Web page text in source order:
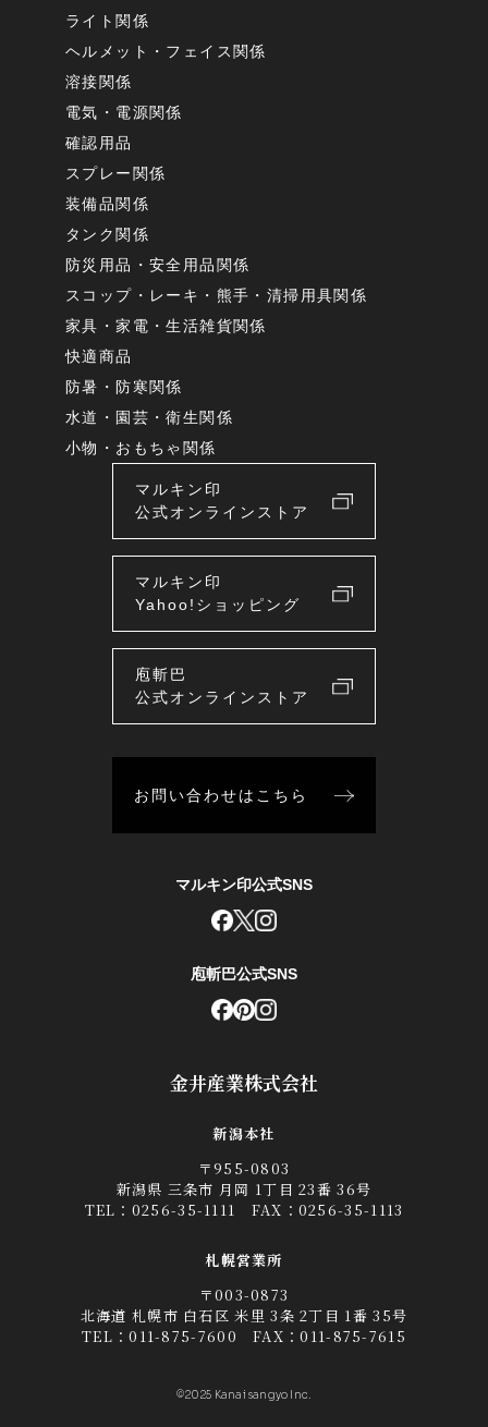
金井産業株式会社
新潟本社
〒955-0803
新潟県 三条市 月岡 1丁目 23番 36号
TEL： 0256-35-1111 FAX：0256-35-1113
札幌営業所
〒003-0873
北海道 札幌市 白石区 米里 3条 2丁目 1番 35号
TEL：011-875-7600 FAX：011-875-7615
©2025 Kanai sangyo Inc.
ライト関係
ヘルメット・フェイス関係
溶接関係
電気・電源関係
確認用品
スプレー関係
装備品関係
タンク関係
防災用品・安全用品関係
スコップ・レーキ・熊手・清掃用具関係
家具・家電・生活雑貨関係
快適商品
防暑・防寒関係
水道・園芸・衛生関係
小物・おもちゃ関係
マルキン印
公式オンラインストア
マルキン印
Yahoo!ショッピング
庖斬巴
公式オンラインストア
お問い合わせはこちら
マルキン印公式SNS
庖斬巴公式SNS